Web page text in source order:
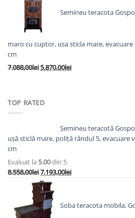
fost:
8.138,00lei.
6.563,00lei.
Semineu teracota
maro cu cuptor, usa sticla mare, evacuare
cm
7.088,00leiPrețul
7.088,00lei.
5.870,00leiPrețul
TOP RATED
Șemineu teracotă
ușă sticlă mare, poliță rândul 5, evacuare
cm
Evaluat la 5.00din 5
8.558,00leiPrețul
inițial
a
fost:
8.558,00lei.
7.193,00leiPrețul
7.193,00lei.
Soba teracota mobila,